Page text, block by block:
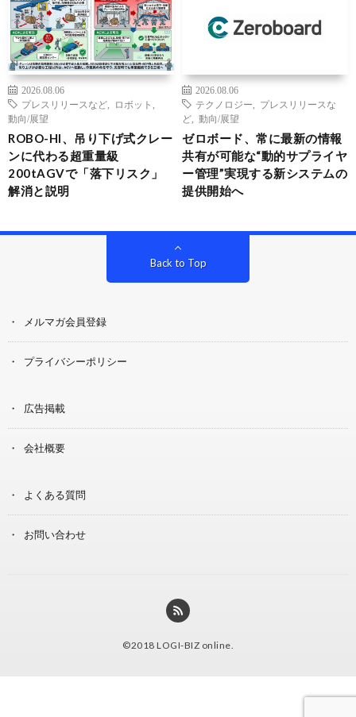
2026.08.06
プレスリリースなど
ロボット
動向/展望
ROBO-HI、吊り下げ式クレー
ンに代わる超重量級
200tAGVで「落下リスク」
解消と説明
2026.08.06
テクノロジー
プレスリリースな
ど
動向/展望
ゼロボード、常に最新の情報
共有が可能な“動的サプライヤ
ー管理”実現する新システムの
提供開始へ
Back to Top
メルマガ会員登録
プライバシーポリシー
広告掲載
会社概要
よくある質問
お問い合わせ
©2018 LOGI-BIZ online